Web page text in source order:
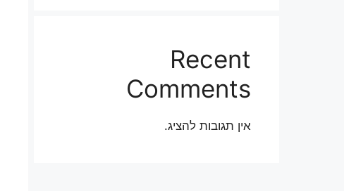
Recent
Comments
אין תגובות להציג.